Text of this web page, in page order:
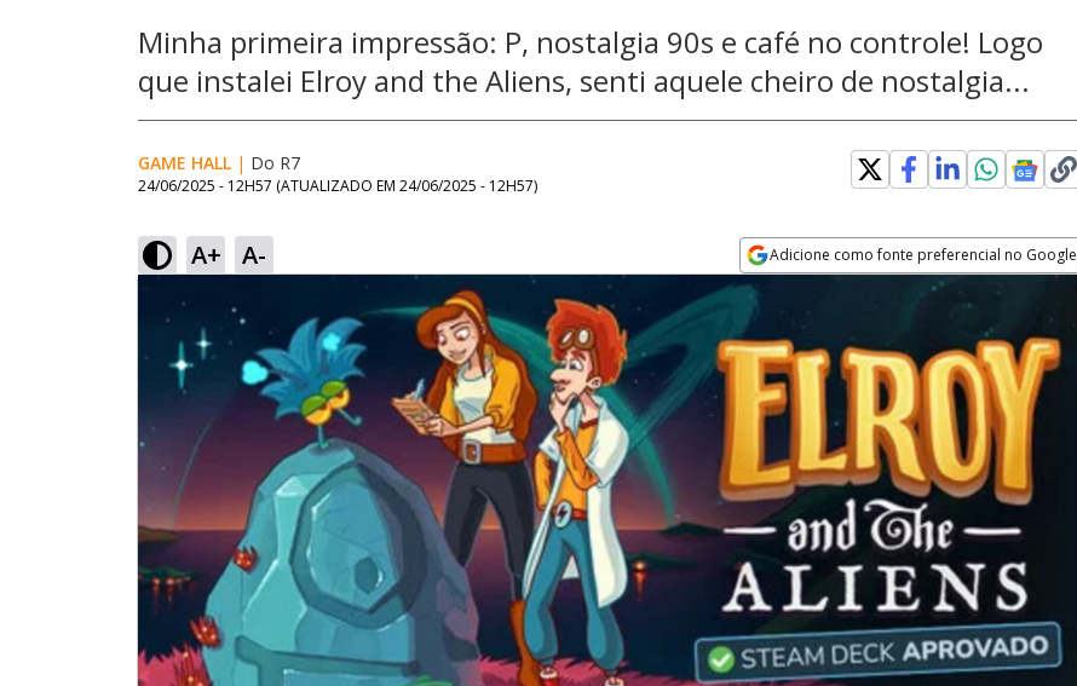
Minha primeira impressão: P, nostalgia 90s e café no controle! Logo
que instalei Elroy and the Aliens, senti aquele cheiro de nostalgia...
GAME HALL | Do R7
24/06/2025 - 12H57 (ATUALIZADO EM 24/06/2025 - 12H57)
A+ A- Adicione como fonte preferencial no Google
Opens in new window